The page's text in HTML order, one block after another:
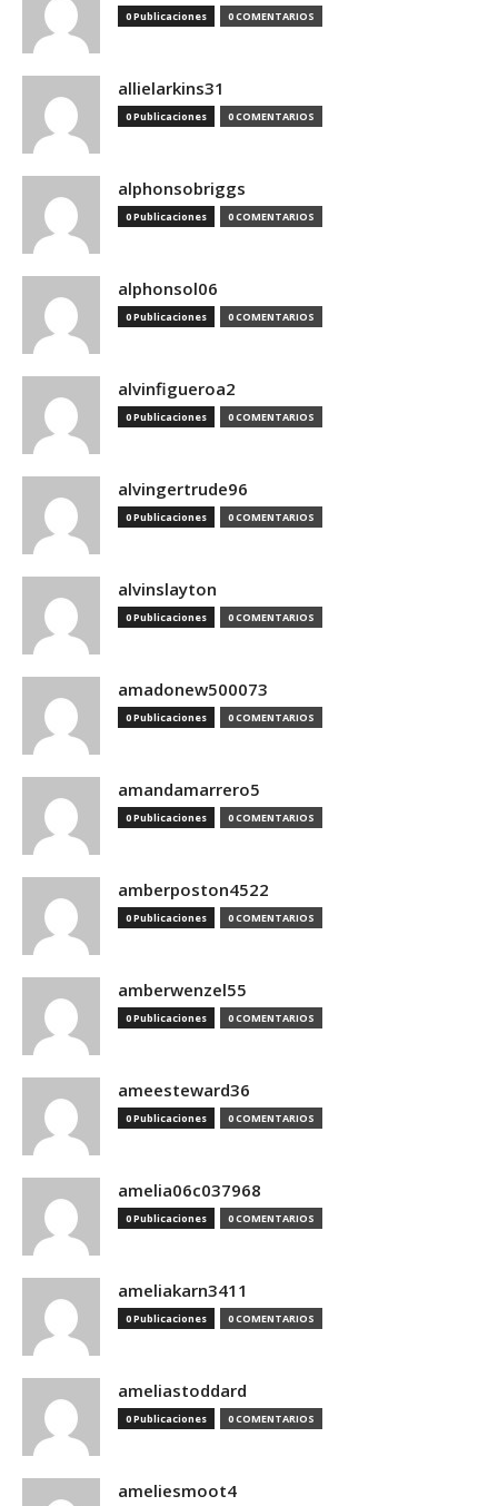
0 Publicaciones 0 COMENTARIOS
allielarkins31
0 Publicaciones 0 COMENTARIOS
alphonsobriggs
0 Publicaciones 0 COMENTARIOS
alphonsol06
0 Publicaciones 0 COMENTARIOS
alvinfigueroa2
0 Publicaciones 0 COMENTARIOS
alvingertrude96
0 Publicaciones 0 COMENTARIOS
alvinslayton
0 Publicaciones 0 COMENTARIOS
amadonew500073
0 Publicaciones 0 COMENTARIOS
amandamarrero5
0 Publicaciones 0 COMENTARIOS
amberposton4522
0 Publicaciones 0 COMENTARIOS
amberwenzel55
0 Publicaciones 0 COMENTARIOS
ameesteward36
0 Publicaciones 0 COMENTARIOS
amelia06c037968
0 Publicaciones 0 COMENTARIOS
ameliakarn3411
0 Publicaciones 0 COMENTARIOS
ameliastoddard
0 Publicaciones 0 COMENTARIOS
ameliesmoot4